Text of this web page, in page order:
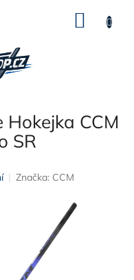
CCM
SR
Značka: CCM